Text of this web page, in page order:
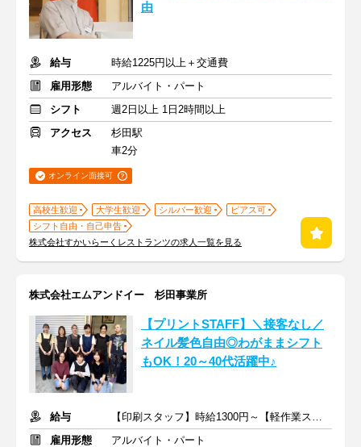
由
給与
時給1225円以上＋交通費
雇用形態
アルバイト・パート
シフト
週2日以上 1日2時間以上
アクセス
杉田駅
車2分
オンライン面接可
高校生歓迎 大学生歓迎 シルバー歓迎
ピアス可
シフト自由・自己申告
株式会社すかいらーくレストランツの求人一覧を見る
株式会社エムアンドイー 杉田事業所
【プリントSTAFF】＼接客なし／
ネイル髪色自由◎わがままシフト
もOK！20～40代活躍中♪
給与
【印刷スタッフ】時給1300円～【軽作業スタッフ】時給1260円～
雇用形態
アルバイト・パート